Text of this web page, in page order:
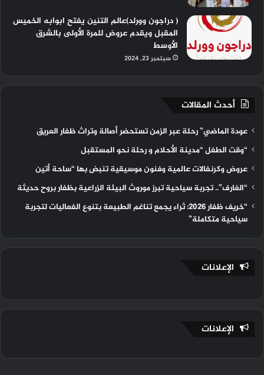
( دراجون وورلد)عالم التنين يفتح ابوابه الخميس
المقبل ويقدم عروض للمرة الأولى بالشرق
الأوسط
سبتمبر 23, 2024
أحدث المقالات
عودة الماضي” رحلة عبر الزمن تستحضر أصالة وتراث ظفار العريق
“وقت الطفل “مدينة الأحلام و رحلة نحو المستقبل
عروض وكرنفالات عالمية وفنون موسيقية تنبض بها “ساحة أتين
“الغارف”.. تجربة سياحية تبرز موروث البيئة الزراعية بظفار بروح حديثة
“خريف ظفار 2026: ثراء يجمع تناغم الطبيعة بتنوع الفعاليات لتجربة
سياحية متكاملة”
الإعلانات
الإعلانات